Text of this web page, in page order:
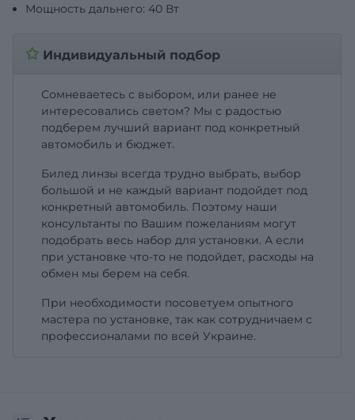
Мощность дальнего: 40 Вт
✩ Индивидуальный подбор
Сомневаетесь с выбором, или ранее не
интересовались светом? Мы с радостью
подберем лучший вариант под конкретный
автомобиль и бюджет.
Билед линзы всегда трудно выбрать, выбор
большой и не каждый вариант подойдет под
конкретный автомобиль. Поэтому наши
консультанты по Вашим пожеланиям могут
подобрать весь набор для установки. А если
при установке что-то не подойдет, расходы на
обмен мы берем на себя.
При необходимости посоветуем опытного
мастера по установке, так как сотрудничаем с
профессионалами по всей Украине.